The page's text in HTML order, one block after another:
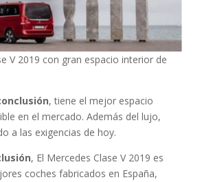
V 2019 con gran espacio interior de
, tiene el mejor espacio
en el mercado. Además del lujo,
a las exigencias de hoy.
, El Mercedes Clase V 2019 es
coches fabricados en España,